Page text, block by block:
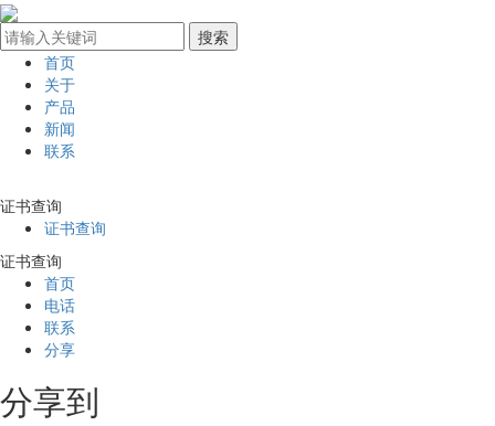
首页
关于
产品
新闻
联系
证书查询
证书查询
证书查询
首页
电话
联系
分享
分享到